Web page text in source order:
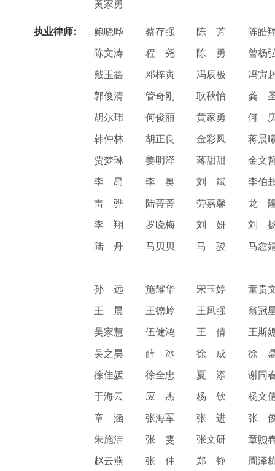
黄家勇
执业律师:
鲍晓晔 蔡存强 陈 芳
陈皓
陈文涛
程 尧 陈 勇
曾杨
戴玉鑫
邓梓寅 冯辰极
冯寅
郭俊清
管奇刚 耿秋怡
龚
胡尔玮
何俊丽 黄家勇
何
韩仲林
胡正良 金彩凤
蒋晨
贾梦琳
姜明泽 蒋甜甜
金文
李 昂
李 奥 刘 斌
李伯
雷 骅
陆菁菁 劳嘉馨
龙
李 翔
罗晓梅 刘 妍
刘
陆 舟
马贝贝 马 骏 马悆
孙 远 施耀华 宋玉婷
童贵
王 晨
王德岭 王凤强
翁冠
吴家慧
伍健鸿 王 倩
王斯
吴之昊
薛 冰 徐 成
徐
徐佳媛
徐全忠 夏 添
谢同
于海云
应 杰 杨 钦
杨文
章 涵
张海军 张 进
张
朱施洁
张 雯 张文研
章煦
赵云燕
张 仲 郑 铮 周泽